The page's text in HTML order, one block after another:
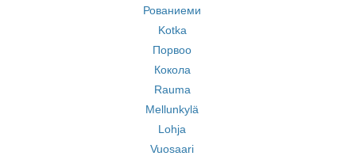
Рованиеми
Kotka
Порвоо
Кокола
Rauma
Mellunkylä
Lohja
Vuosaari